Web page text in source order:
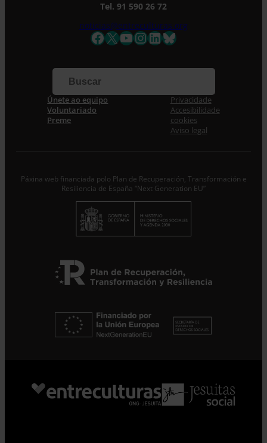
Tel. 91 590 26 72
noticias@entreculturas.org
Facebook
X YouTube
Instagram
LinkedIn
Bluesky
Únete ao equipo
Voluntariado
Preme
Privacidade
Accesibilidade
cookies
Aviso legal
Páxina web financiada polo Plan de Recuperación, Transformación e
Resiliencia de España “Next Generation EU”